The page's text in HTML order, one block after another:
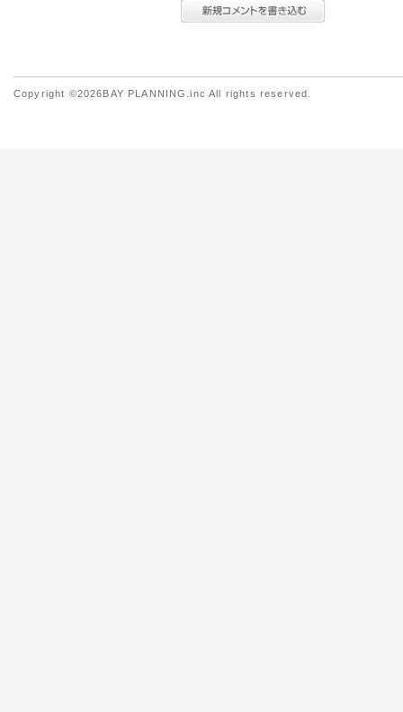
Copyright ©2026BAY PLANNING.inc All rights reserved.